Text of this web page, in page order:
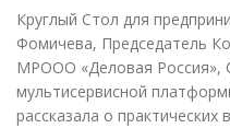
Круглый Стол для
Фомичева, Председатель
МРООО «Деловая Россия»,
мультисервисной
рассказала о